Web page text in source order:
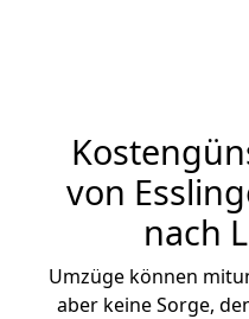
von
nach
Umzüge können
aber keine Sorge,